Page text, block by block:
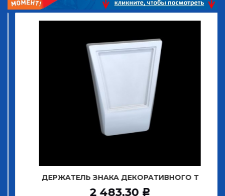
ДЕРЖАТЕЛЬ ЗНАКА ДЕКОРАТИВНОГО Т
2 483,30 Р